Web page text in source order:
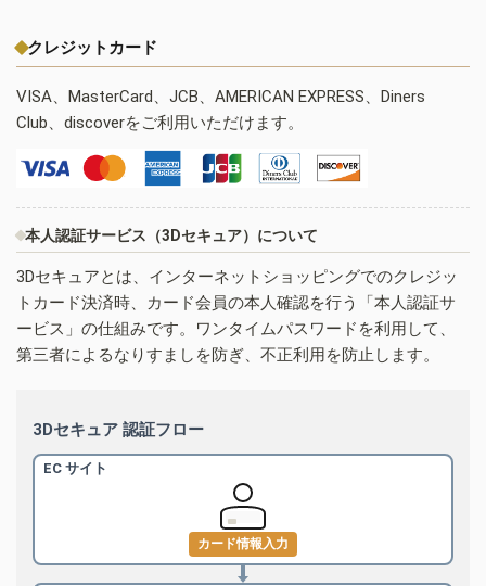
クレジットカード
VISA、MasterCard、JCB、AMERICAN EXPRESS、Diners
Club、discoverをご利用いただけます。
本人認証サービス（3Dセキュア）について
3Dセキュアとは、インターネットショッピングでのクレジッ
トカード決済時、カード会員の本人確認を行う「本人認証サ
ービス」の仕組みです。ワンタイムパスワードを利用して、
第三者によるなりすましを防ぎ、不正利用を防止します。
3Dセキュア 認証フロー
EC サイト
カード情報入力